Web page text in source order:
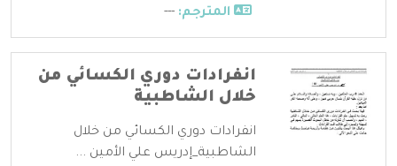
المترجم: ---
انفرادات دوري الكسائي من
خلال الشاطبية
انفرادات دوري الكسائي من خلال
الشاطبية_إدريس علي الأمين ...